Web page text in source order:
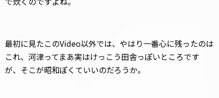
最初に見たこのVideo以外では、やはり一番心に残ったのは
これ、河津ってまあ実はけっこう田舎っぽいところです
が、そこが昭和ぽくていいのだろうか。